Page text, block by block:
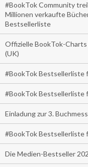
#BookTok Community
Millionen verkaufte
Bestsellerliste
Offizielle BookTok-
(UK)
#BookTok Bestsellerliste
#BookTok Bestsellerliste
Einladung zur 3.
#BookTok Bestsellerliste
Die Medien-Bestseller